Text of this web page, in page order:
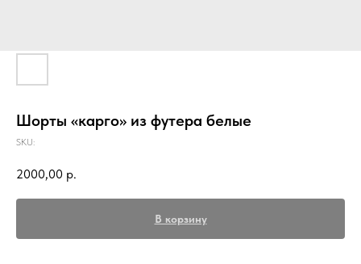
Шорты «карго» из футера белые
SKU:
2000,00 р.
В корзину